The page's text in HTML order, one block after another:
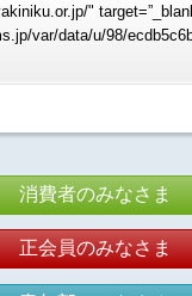
"
var/data/u/98/
消費者のみなさま
正会員のみなさま